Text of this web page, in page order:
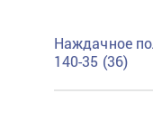
Наждачное
140-35 (36)